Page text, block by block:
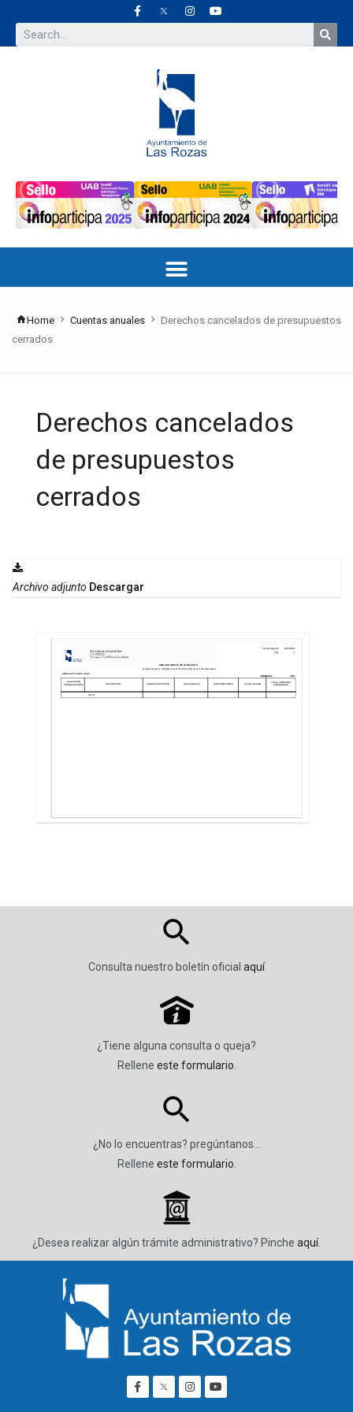
Home Cuentas anuales
Derechos cancelados de presupuestos
cerrados
Derechos cancelados
de presupuestos
cerrados
Archivo adjunto Descargar
Consulta nuestro boletín oficial aquí
P
¿Tiene alguna consulta o queja?
Rellene este formulario
¿No lo encuentras? pregúntanos…
Rellene este formulario
_
¿Desea realizar algún trámite administrativo? Pinche aquí.